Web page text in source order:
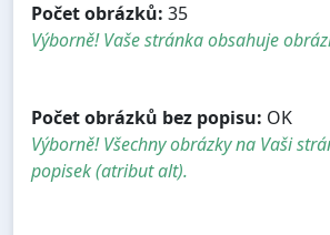
Počet obrázků: 35
Výborně! Vaše stránka obsahuje
Počet obrázků bez popisu: OK
Výborně! Všechny obrázky na Vaši
popisek (atribut alt).